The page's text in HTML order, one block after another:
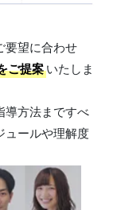
要望に合わせ
ご提案いたしま
導方法まですべ
ュールや理解度